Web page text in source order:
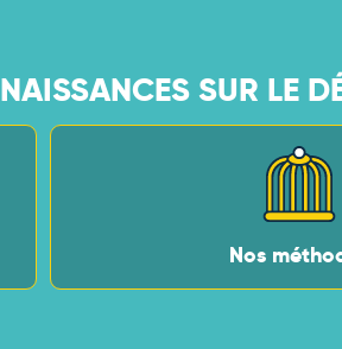
SUR LE
Nos